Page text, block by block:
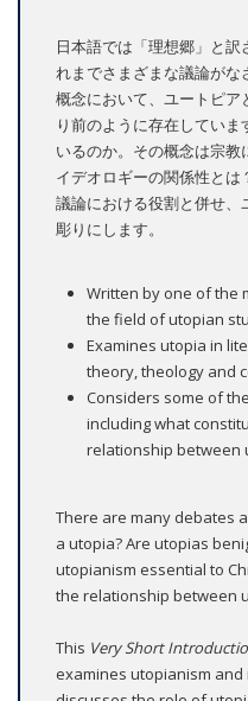
日本語では「理想郷」と
れまでさまざまな議論が
概念において、ユートピ
り前のように存在してい
いるのか。その概念は宗教
イデオロギーの関係性と
議論における役割と併せ、
彫りにします。
Written by one of the
the field of utopian
Examines utopia in
theory, theology and
Considers some of
including what
relationship between
There are many debates
a utopia? Are utopias
utopianism essential to
the relationship between
This Very Short
examines utopianism